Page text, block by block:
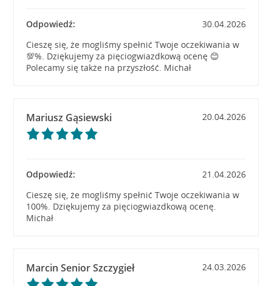
Odpowiedź:
30.04.2026
Cieszę się, że mogliśmy spełnić Twoje oczekiwania w
💯%. Dziękujemy za pięciogwiazdkową ocenę 😊
Polecamy się także na przyszłość. Michał
Mariusz Gąsiewski 20.04.2026
Odpowiedź:
21.04.2026
Cieszę się, że mogliśmy spełnić Twoje oczekiwania w
100%. Dziękujemy za pięciogwiazdkową ocenę.
Michał
Marcin Senior Szczygieł 24.03.2026